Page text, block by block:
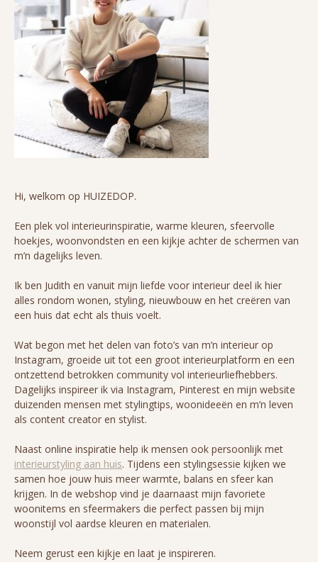
Hi, welkom op HUIZEDOP.
Een plek vol interieurinspiratie, warme kleuren, sfeervolle
hoekjes, woonvondsten en een kijkje achter de schermen van
m’n dagelijks leven.
Ik ben Judith en vanuit mijn liefde voor interieur deel ik hier
alles rondom wonen, styling, nieuwbouw en het creëren van
een huis dat echt als thuis voelt.
Wat begon met het delen van foto’s van m’n interieur op
Instagram, groeide uit tot een groot interieurplatform en een
ontzettend betrokken community vol interieurliefhebbers.
Dagelijks inspireer ik via Instagram, Pinterest en mijn website
duizenden mensen met stylingtips, woonideeën en m’n leven
als content creator en stylist.
Naast online inspiratie help ik mensen ook persoonlijk met
interieurstyling aan huis. Tijdens een stylingsessie kijken we
samen hoe jouw huis meer warmte, balans en sfeer kan
krijgen. In de webshop vind je daarnaast mijn favoriete
woonitems en sfeermakers die perfect passen bij mijn
woonstijl vol aardse kleuren en materialen.
Neem gerust een kijkje en laat je inspireren.